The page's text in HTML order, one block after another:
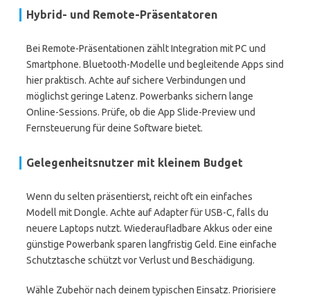
Hybrid- und Remote-Präsentatoren
Bei Remote-Präsentationen zählt Integration mit PC und
Smartphone. Bluetooth-Modelle und begleitende Apps sind
hier praktisch. Achte auf sichere Verbindungen und
möglichst geringe Latenz. Powerbanks sichern lange
Online-Sessions. Prüfe, ob die App Slide-Preview und
Fernsteuerung für deine Software bietet.
Gelegenheitsnutzer mit kleinem Budget
Wenn du selten präsentierst, reicht oft ein einfaches
Modell mit Dongle. Achte auf Adapter für USB-C, falls du
neuere Laptops nutzt. Wiederaufladbare Akkus oder eine
günstige Powerbank sparen langfristig Geld. Eine einfache
Schutztasche schützt vor Verlust und Beschädigung.
Wähle Zubehör nach deinem typischen Einsatz. Priorisiere